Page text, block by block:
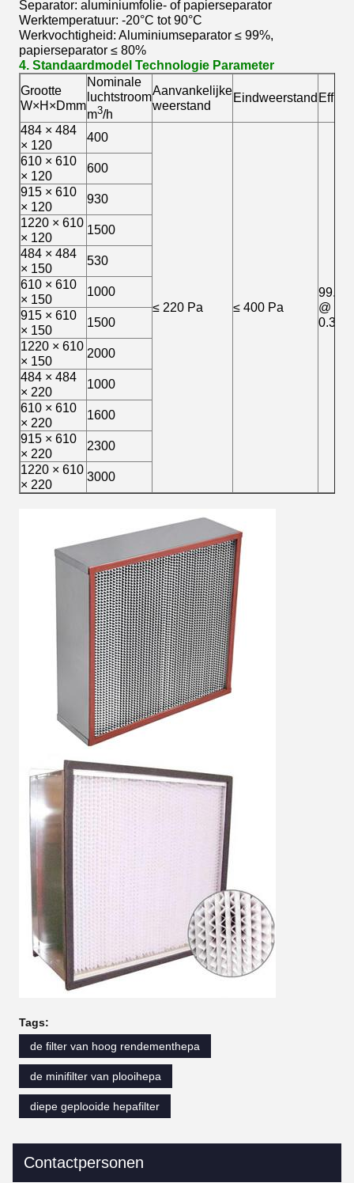
Separator: aluminiumfolie- of papierseparator
Werktemperatuur: -20°C tot 90°C
Werkvochtigheid: Aluminiumseparator ≤ 99%,
papierseparator ≤ 80%
4. Standaardmodel Technologie Parameter
Grootte
W×H×Dmm
Nominale
luchtstroom
m3/h
Aanvankelijke
weerstand
Eindweerstand
484 × 484
× 120
400
≤ 220 Pa ≤ 400 Pa
@
0.3m
610 × 610
× 120
600
915 × 610
× 120
930
1220 × 610
× 120
1500
484 × 484
× 150
530
610 × 610
× 150
1000
915 × 610
× 150
1500
1220 × 610
× 150
2000
484 × 484
× 220
1000
610 × 610
× 220
1600
915 × 610
× 220
2300
1220 × 610
× 220
3000
Tags:
de filter van hoog rendementhepa
de minifilter van plooihepa
diepe geplooide hepafilter
Contactpersonen